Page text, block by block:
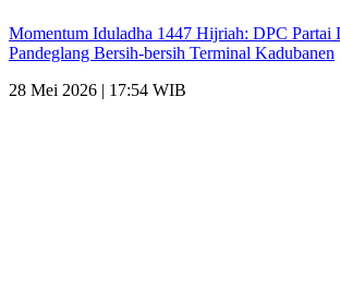
Momentum Iduladha 1447 Hijriah: DPC Partai
Pandeglang Bersih-bersih Terminal Kadubanen
28 Mei 2026 | 17:54 WIB